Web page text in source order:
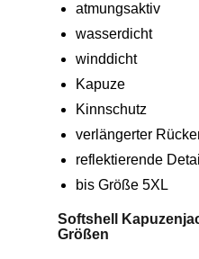
atmungsaktiv
wasserdicht
winddicht
Kapuze
Kinnschutz
verlängerter
reflektierende
bis Größe 5XL
Softshell
Größen